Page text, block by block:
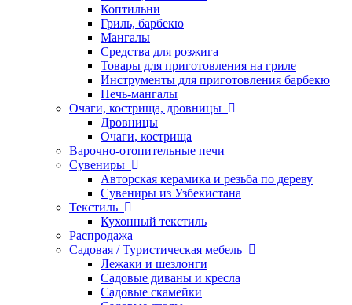
Коптильни
Гриль, барбекю
Мангалы
Средства для розжига
Товары для приготовления на гриле
Инструменты для приготовления барбекю
Печь-мангалы
Очаги, кострища, дровницы
Дровницы
Очаги, кострища
Варочно-отопительные печи
Сувениры
Авторская керамика и резьба по дереву
Сувениры из Узбекистана
Текстиль
Кухонный текстиль
Распродажа
Садовая / Туристическая мебель
Лежаки и шезлонги
Садовые диваны и кресла
Садовые скамейки